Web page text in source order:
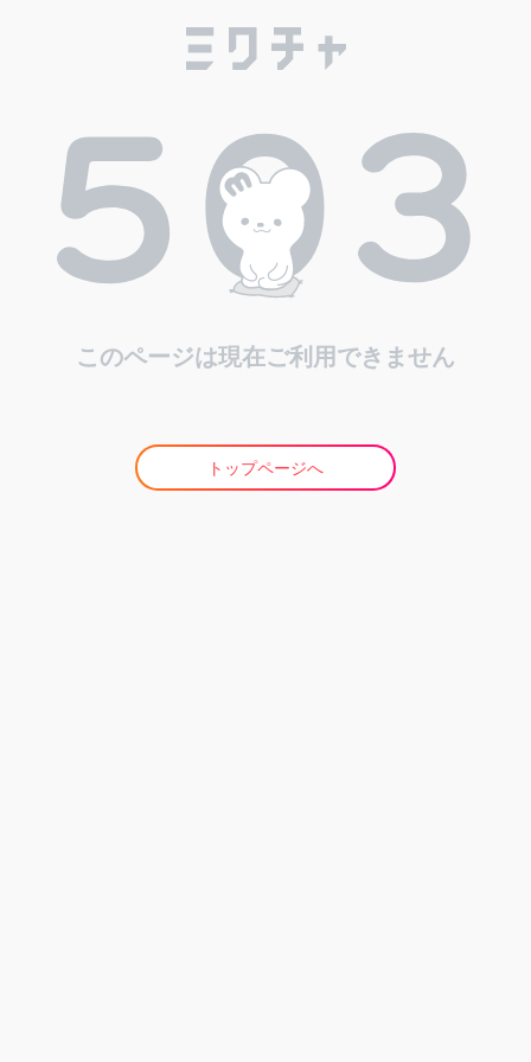
このページは現在ご利用できません